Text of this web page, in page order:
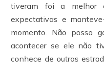
tiveram foi a melhor
expectativas e
momento. Não posso
acontecer se ele não
conhece de outras